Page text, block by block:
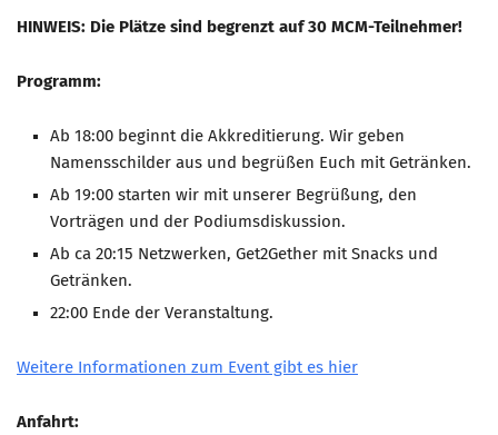
HINWEIS: Die Plätze sind begrenzt auf 30 MCM-Teilnehmer!
Programm:
Ab 18:00 beginnt die Akkreditierung. Wir geben
Namensschilder aus und begrüßen Euch mit Getränken.
Ab 19:00 starten wir mit unserer Begrüßung, den
Vorträgen und der Podiumsdiskussion.
Ab ca 20:15 Netzwerken, Get2Gether mit Snacks und
Getränken.
22:00 Ende der Veranstaltung.
Weitere Informationen zum Event gibt es hier
Anfahrt: